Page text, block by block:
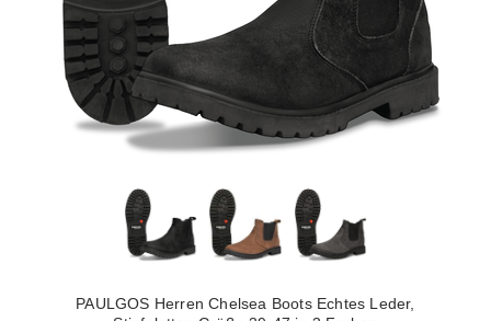
PAULGOS Herren Chelsea Boots Echtes Leder,